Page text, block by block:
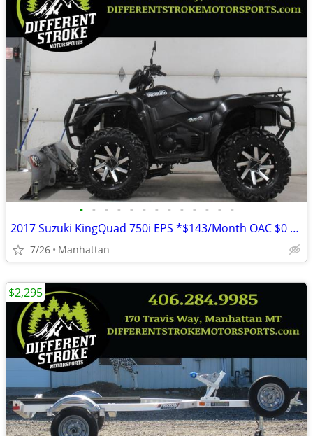
• • • • • • • • • • • • •
2017 Suzuki KingQuad 750i EPS *$143/Month OAC $0 Down* *Street Legal*
7/26 Manhattan
$2,295